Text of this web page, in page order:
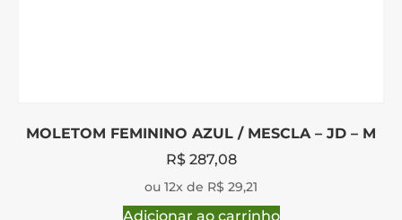
MOLETOM FEMININO AZUL / MESCLA – JD – M
R$287,08
ou 12x de R$ 29,21
Adicionar ao carrinho